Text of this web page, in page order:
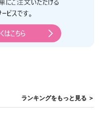
ランキングをもっと見る ＞